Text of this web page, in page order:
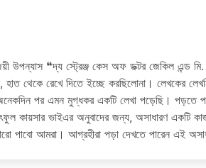
উপন্যাস ❝দ্য স্ট্রেঞ্জ কেস অফ ডক্টর জেকিল এন্ড
থেকে রেখে দিতে ইচ্ছে করছিলোনা। লেখকের
পর এমন মুগ্ধকর একটি লেখা পড়েছি। পড়তে
কায়সার ভাইএর অনুবাদের জন্য, অসাধারণ একটি
পাবো আমরা। আগ্রহীরা পড়া দেখতে পারেন এই